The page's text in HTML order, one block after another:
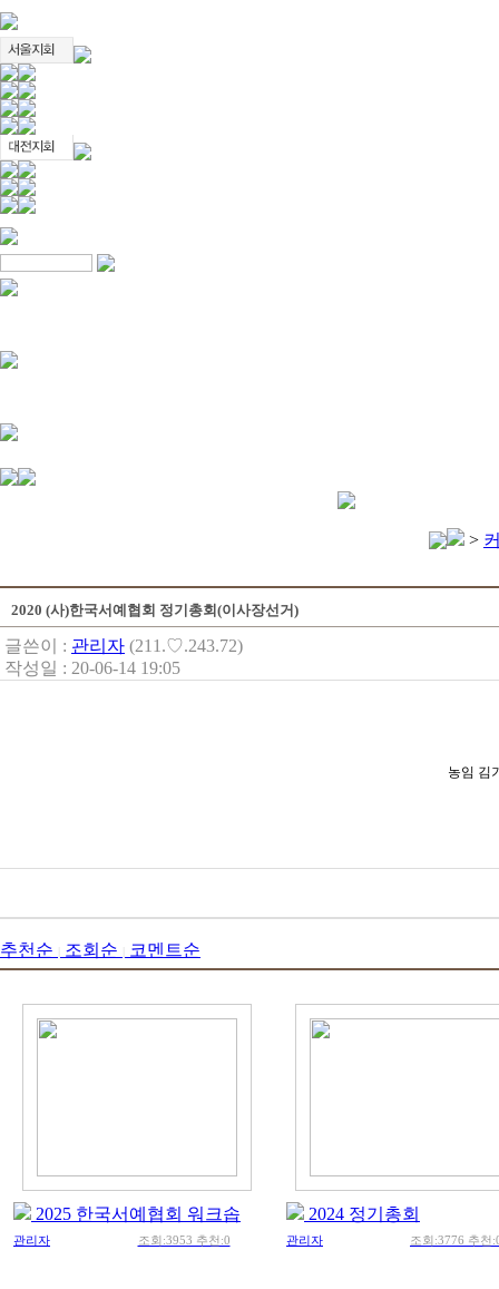
>
2020 (사)한국서예협회 정기총회(이사장선거)
글쓴이 : 관리자 (211.♡.243.72)
작성일 : 20-06-14 19:05
농임 김
추천순 조회순 코멘트순
2025 한국서예협회 워크솝
관리자 조회:3953 추천:0
2024 정기총회
관리자 조회:3776 추천